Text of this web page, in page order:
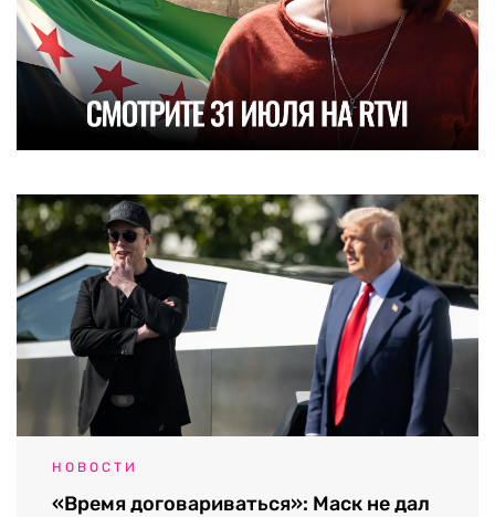
НОВОСТИ
«Время договариваться»: Маск не дал